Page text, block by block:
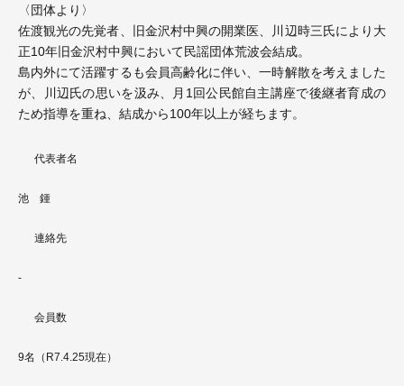
〈団体より〉
佐渡観光の先覚者、旧金沢村中興の開業医、川辺時三氏により大
正10年旧金沢村中興において民謡団体荒波会結成。
島内外にて活躍するも会員高齢化に伴い、一時解散を考えました
が、川辺氏の思いを汲み、月1回公民館自主講座で後継者育成の
ため指導を重ね、結成から100年以上が経ちます。
代表者名
池 鍾
連絡先
-
会員数
9名（R7.4.25現在）